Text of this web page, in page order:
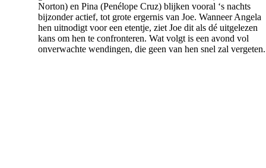
Norton) en Pina (Penélope Cruz) blijken vooral ‘s nachts
bijzonder actief, tot grote ergernis van Joe. Wanneer Angela
hen uitnodigt voor een etentje, ziet Joe dit als dé uitgelezen
kans om hen te confronteren. Wat volgt is een avond vol
onverwachte wendingen, die geen van hen snel zal vergeten.